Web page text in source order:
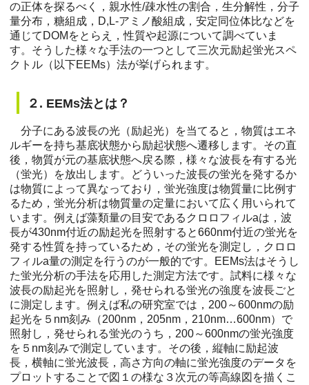
の正体を探るべく，親水性/疎水性の割合，生分解性，分子
量分布，糖組成，D,L-アミノ酸組成，安定同位体比などを
通じてDOMをとらえ，性質や起源について調べていま
す。そうした様々な手法の一つとして三次元励起蛍光スペ
クトル（以下EEMs）法が挙げられます。
２. EEMs法とは？
分子にある波長の光（励起光）を当てると，物質はエネ
ルギーを持ち基底状態から励起状態へ遷移します。その直
後，物質が元の基底状態へ戻る際，様々な波長を有する光
（蛍光）を放出します。どういった波長の蛍光を発するか
は物質によって異なっており，蛍光強度は物質量に比例す
るため，蛍光分析は物質量の定量において広く用いられて
います。例えば藻類量の目安であるクロロフィルaは，波
長が430nm付近の励起光を照射すると660nm付近の蛍光を
発する性質を持っているため，その蛍光を測定し，クロロ
フィルa量の測定を行うのが一般的です。EEMs法はそうし
た蛍光分析の手法を応用した測定方法です。試料に様々な
波長の励起光を照射し，発せられる蛍光の強度を波長ごと
に測定します。例えば私の研究室では，200～600nmの励
起光を５nm刻み（200nm，205nm，210nm…600nm）で
照射し，発せられる蛍光のうち，200～600nmの蛍光強度
を５nm刻みで測定しています。その後，縦軸に励起波
長，横軸に蛍光波長，高さ方向の軸に蛍光強度のデータを
プロットすることで図１の様な３次元の等高線図を描くこ